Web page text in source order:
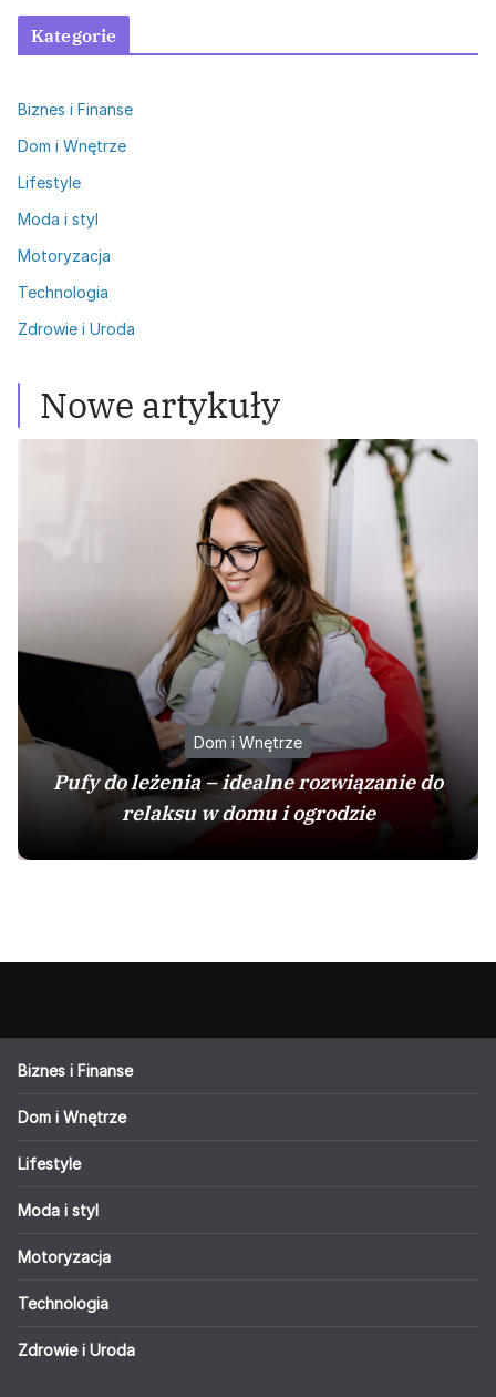
Kategorie
Biznes i Finanse
Dom i Wnętrze
Lifestyle
Moda i styl
Motoryzacja
Technologia
Zdrowie i Uroda
Nowe artykuły
Dom i Wnętrze
Pufy do leżenia – idealne rozwiązanie do
relaksu w domu i ogrodzie
Biznes i Finanse
Dom i Wnętrze
Lifestyle
Moda i styl
Motoryzacja
Technologia
Zdrowie i Uroda